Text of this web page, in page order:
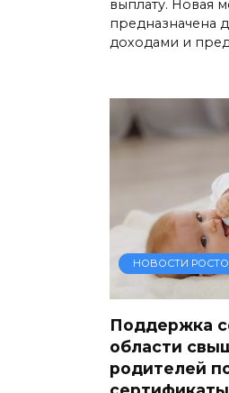
выплату. Новая
предназначена
доходами и
НОВОСТИ
Поддержка
области
родителей